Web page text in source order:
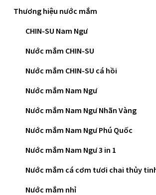
Thương hiệu nước mắm
CHIN-SU Nam Ngư
Nước mắm CHIN-SU
Nước mắm CHIN-SU cá hồi
Nước mắm Nam Ngư
Nước mắm Nam Ngư Nhãn Vàng
Nước mắm Nam Ngư Phú Quốc
Nước mắm Nam Ngư 3 in 1
Nước mắm cá cơm tươi chai thủy
Nước mắm nhỉ
Trang chủ»
Nước mắm Phú Quốc giá
chất lượng như thế nào?
Nước Mắm Phú
Bao Nhiêu Và Chất
Như Thế Nào?
Nước mắm Phú Quốc giá bao
hỏi được khá nhiều du khách
có hành trình đến với Đảo ngọc.
bài viết này và nắm giữ những
cho bản thân mình về nước mắm